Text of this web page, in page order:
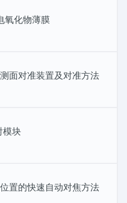
氧化物薄膜
面对准装置及对准方法
模块
置的快速自动对焦方法